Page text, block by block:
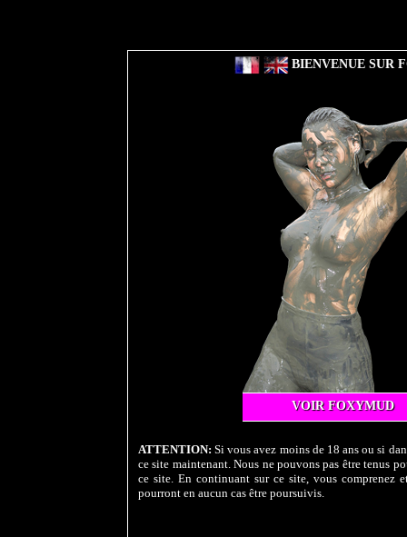
BIENVENUE SUR
VOIR FOXYMUD
ATTENTION: Si vous avez moins de 18 ans ou si
ce site maintenant. Nous ne pouvons pas être tenus
ce site. En continuant sur ce site, vous comprenez
pourront en aucun cas être poursuivis.